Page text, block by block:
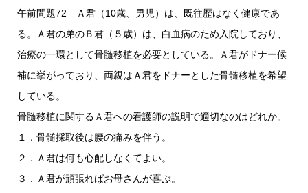
午前問題72 Ａ君（10歳、男児）は、既往歴はなく健康であ
る。Ａ君の弟のＢ君（５歳）は、白血病のため入院しており、
治療の一環として骨髄移植を必要としている。Ａ君がドナー候
補に挙がっており、両親はＡ君をドナーとした骨髄移植を希望
している。
骨髄移植に関するＡ君への看護師の説明で適切なのはどれか。
１．骨髄採取後は腰の痛みを伴う。
２．Ａ君は何も心配しなくてよい。
３．Ａ君が頑張ればお母さんが喜ぶ。